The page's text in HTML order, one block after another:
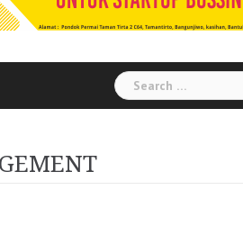
Search
for: